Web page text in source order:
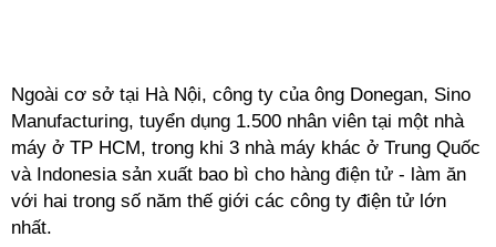
Ngoài cơ sở tại Hà Nội, công ty của ông Donegan, Sino
Manufacturing, tuyển dụng 1.500 nhân viên tại một nhà
máy ở TP HCM, trong khi 3 nhà máy khác ở Trung Quốc
và Indonesia sản xuất bao bì cho hàng điện tử - làm ăn
với hai trong số năm thế giới các công ty điện tử lớn
nhất.